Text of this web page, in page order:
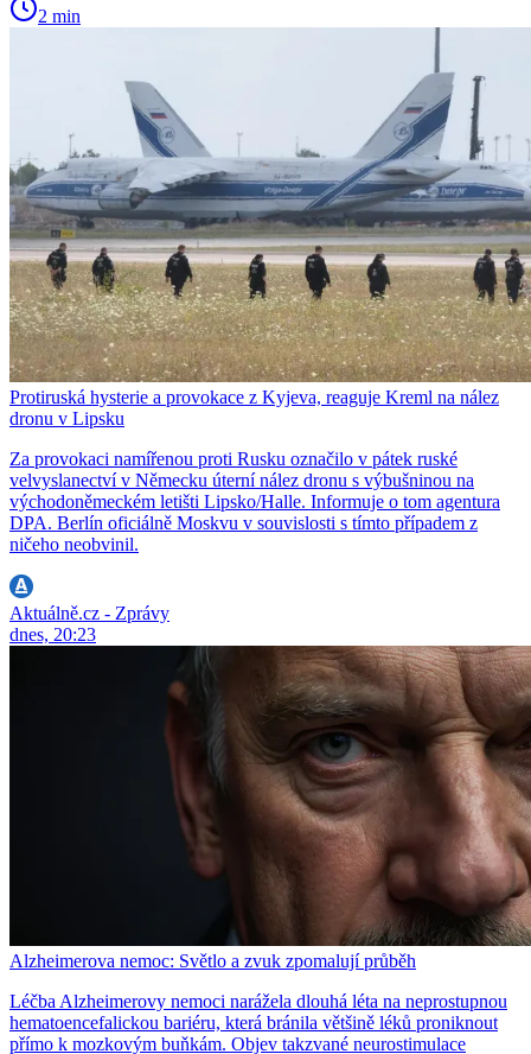
2 min
Protiruská hysterie a provokace z Kyjeva, reaguje Kreml na nález
dronu v Lipsku
Za provokaci namířenou proti Rusku označilo v pátek ruské
velvyslanectví v Německu úterní nález dronu s výbušninou na
východoněmeckém letišti Lipsko/Halle. Informuje o tom agentura
DPA. Berlín oficiálně Moskvu v souvislosti s tímto případem z
ničeho neobvinil.
Aktuálně.cz - Zprávy
dnes, 20:23
Alzheimerova nemoc: Světlo a zvuk zpomalují průběh
Léčba Alzheimerovy nemoci narážela dlouhá léta na neprostupnou
hematoencefalickou bariéru, která bránila většině léků proniknout
přímo k mozkovým buňkám. Objev takzvané neurostimulace